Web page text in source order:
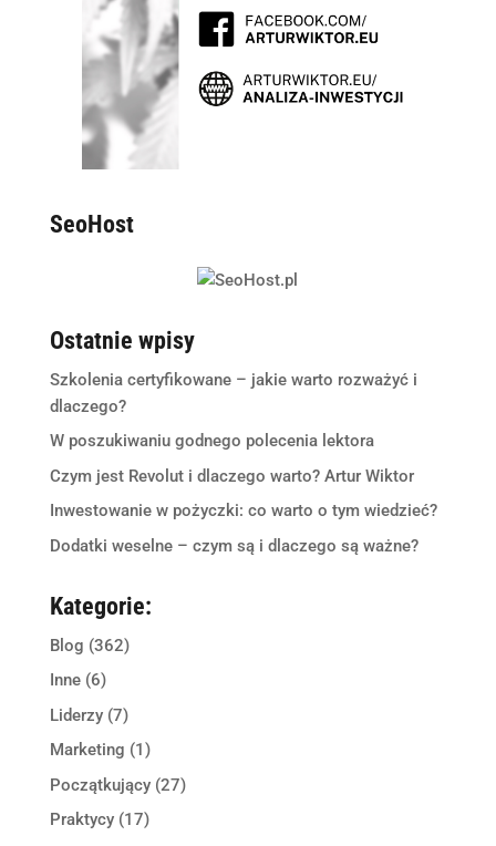
SeoHost
Ostatnie wpisy
Szkolenia certyfikowane – jakie warto rozważyć i
dlaczego?
W poszukiwaniu godnego polecenia lektora
Czym jest Revolut i dlaczego warto? Artur Wiktor
Inwestowanie w pożyczki: co warto o tym wiedzieć?
Dodatki weselne – czym są i dlaczego są ważne?
Kategorie:
Blog (362)
Inne(6)
Liderzy(7)
Marketing (1)
Początkujący(27)
Praktycy(17)